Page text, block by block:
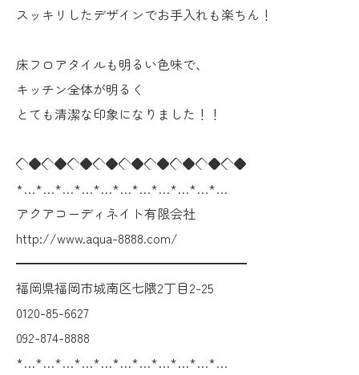
スッキリしたデザインでお手入れも楽ちん！
床フロアタイルも明るい色味で、
キッチン全体が明るく
とても清潔な印象になりました！！
◇◆◇◆◇◆◇◆◇◆◇◆◇◆◇◆◇◆
*…*…*…*…*…*…*…*…*…*…*…
アクアコーディネイト有限会社
http://www.aqua-8888.com/
━━━━━━━━━━━━━━━━━━
福岡県福岡市城南区七隈2丁目2-25
0120-85-6627
092-874-8888
*…*…*…*…*…*…*…*…*…*…*…